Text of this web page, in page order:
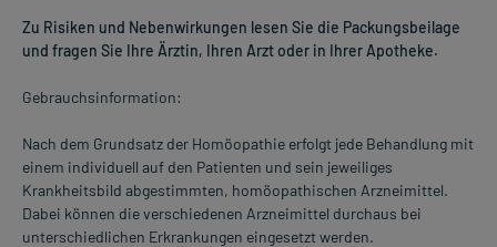
Zu Risiken und Nebenwirkungen lesen Sie die Packungsbeilage
und fragen Sie Ihre Ärztin, Ihren Arzt oder in Ihrer Apotheke.
Gebrauchsinformation:
Nach dem Grundsatz der Homöopathie erfolgt jede Behandlung mit
einem individuell auf den Patienten und sein jeweiliges
Krankheitsbild abgestimmten, homöopathischen Arzneimittel.
Dabei können die verschiedenen Arzneimittel durchaus bei
unterschiedlichen Erkrankungen eingesetzt werden.